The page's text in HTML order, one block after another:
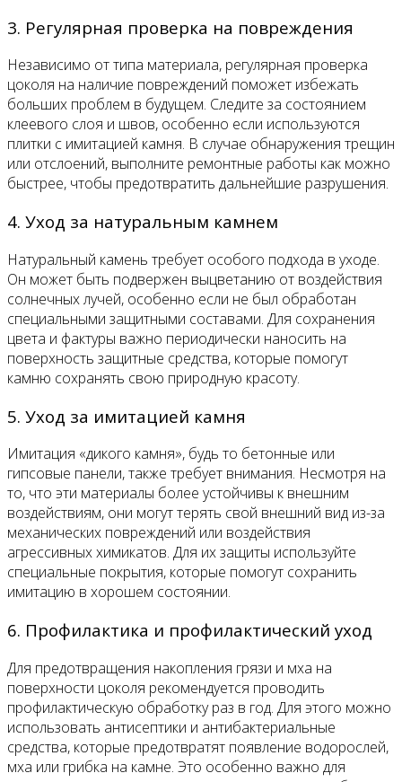
3. Регулярная проверка на повреждения
Независимо от типа материала, регулярная проверка
цоколя на наличие повреждений поможет избежать
больших проблем в будущем. Следите за состоянием
клеевого слоя и швов, особенно если используются
плитки с имитацией камня. В случае обнаружения трещин
или отслоений, выполните ремонтные работы как можно
быстрее, чтобы предотвратить дальнейшие разрушения.
4. Уход за натуральным камнем
Натуральный камень требует особого подхода в уходе.
Он может быть подвержен выцветанию от воздействия
солнечных лучей, особенно если не был обработан
специальными защитными составами. Для сохранения
цвета и фактуры важно периодически наносить на
поверхность защитные средства, которые помогут
камню сохранять свою природную красоту.
5. Уход за имитацией камня
Имитация «дикого камня», будь то бетонные или
гипсовые панели, также требует внимания. Несмотря на
то, что эти материалы более устойчивы к внешним
воздействиям, они могут терять свой внешний вид из-за
механических повреждений или воздействия
агрессивных химикатов. Для их защиты используйте
специальные покрытия, которые помогут сохранить
имитацию в хорошем состоянии.
6. Профилактика и профилактический уход
Для предотвращения накопления грязи и мха на
поверхности цоколя рекомендуется проводить
профилактическую обработку раз в год. Для этого можно
использовать антисептики и антибактериальные
средства, которые предотвратят появление водорослей,
мха или грибка на камне. Это особенно важно для